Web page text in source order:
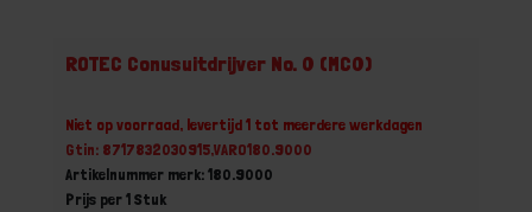
ROTEC Conusuitdrijver No. 0 (MC0)
Niet op voorraad, levertijd 1 tot meerdere werkdagen
Gtin: 8717832030915,VARO180.9000
Artikelnummer merk: 180.9000
Prijs per 1 Stuk